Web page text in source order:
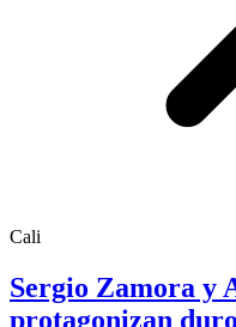
Cali
Sergio Zamora y
protagonizan